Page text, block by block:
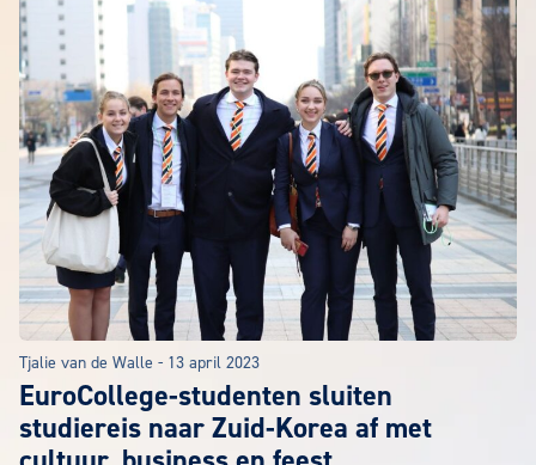
Tjalie van de Walle - 13 april 2023
EuroCollege-studenten sluiten
studiereis naar Zuid-Korea af met